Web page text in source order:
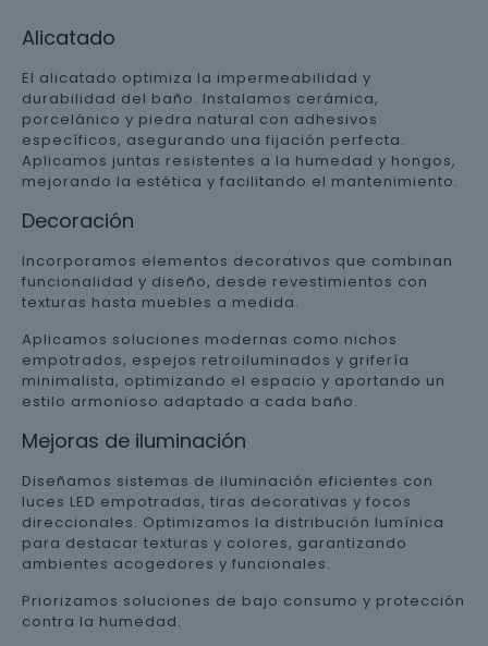
Alicatado
El alicatado optimiza la impermeabilidad y
durabilidad del baño. Instalamos cerámica,
porcelánico y piedra natural con adhesivos
específicos, asegurando una fijación perfecta.
Aplicamos juntas resistentes a la humedad y hongos,
mejorando la estética y facilitando el mantenimiento.
Decoración
Incorporamos elementos decorativos que combinan
funcionalidad y diseño, desde revestimientos con
texturas hasta muebles a medida.
Aplicamos soluciones modernas como nichos
empotrados, espejos retroiluminados y grifería
minimalista, optimizando el espacio y aportando un
estilo armonioso adaptado a cada baño.
Mejoras de iluminación
Diseñamos sistemas de iluminación eficientes con
luces LED empotradas, tiras decorativas y focos
direccionales. Optimizamos la distribución lumínica
para destacar texturas y colores, garantizando
ambientes acogedores y funcionales.
Priorizamos soluciones de bajo consumo y protección
contra la humedad.